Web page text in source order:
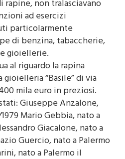
non tralasciavano
ad esercizi
particolarmente
di benzina, tabaccherie,
gioiellerie.
al riguardo la rapina
“Basile” di via
mila euro in preziosi.
Giuseppe Anzalone,
Mario Gebbia, nato a
Giacalone, nato a
Guercio, nato a Palermo
nato a Palermo il